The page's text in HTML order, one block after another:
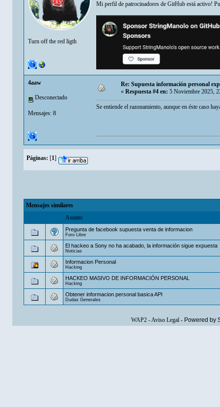
Turn off the red ligth
Mi perfil de patrocinadores de GitHub está activo!
4aaw
Desconectado
Mensajes: 8
Re: Supuesta información personal
«Respuesta #4 en:5 Noviembre 2025,
Se entiende el razonamiento, aunque en éste caso
Páginas: [1]
Mensajes similares
Asunto
Pregunta de facebook supuesta venta de informacion
Foro Libre
El hackeo a Sony no ha acabado, la información sigue expuesta
Noticias
Informacion Personal
Hacking
HACKEO MASIVO DE INFORMACIÓN PERSONAL
Hacking
Obtener informacion personal basica API
Dudas Generales
WAP2-Aviso Legal- Powered by